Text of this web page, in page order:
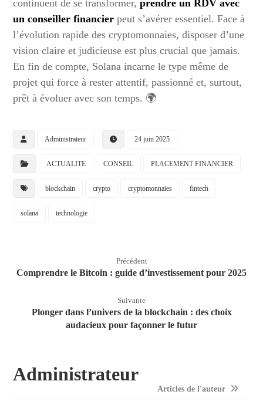
continuent de se transformer,prendre un RDV avec
un conseiller financier peut s’avérer essentiel. Face à
l’évolution rapide des cryptomonnaies, disposer d’une
vision claire et judicieuse est plus crucial que jamais.
En fin de compte, Solana incarne le type même de
projet qui force à rester attentif, passionné et, surtout,
prêt à évoluer avec son temps. 🌍
Administrateur 24 juin 2025
ACTUALITE CONSEIL PLACEMENT FINANCIER
blockchain crypto cryptomonnaies fintech
solana technologie
Précédent
Comprendre le Bitcoin : guide d’investissement pour 2025
Suivante
Plonger dans l’univers de la blockchain : des choix
audacieux pour façonner le futur
Administrateur
Articles de l'auteur